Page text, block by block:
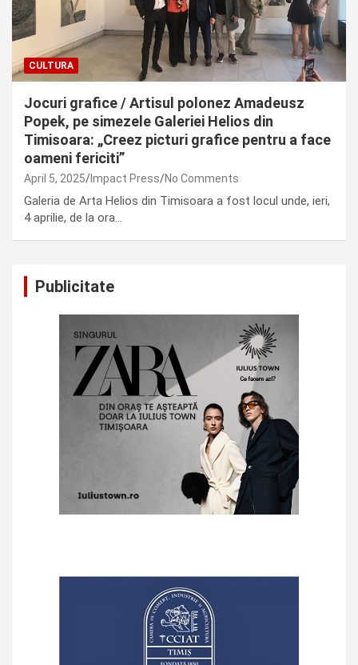
CULTURA
Jocuri grafice / Artisul polonez Amadeusz
Popek, pe simezele Galeriei Helios din
Timisoara: „Creez picturi grafice pentru a face
oameni fericiti”
April 5, 2025 Impact Press No Comments
Galeria de Arta Helios din Timisoara a fost locul unde, ieri,
4 aprilie, de la ora…
Publicitate